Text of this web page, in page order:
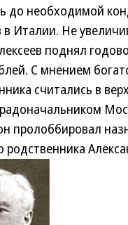
до необходимой
в Италии. Не
поднял
С мнением
считались в
пролоббировал
родственника